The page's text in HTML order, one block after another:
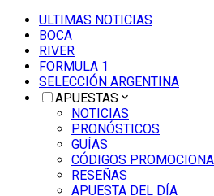
ULTIMAS NOTICIAS
BOCA
RIVER
FORMULA 1
SELECCIÓN ARGENTINA
APUESTAS
NOTICIAS
PRONÓSTICOS
GUÍAS
CÓDIGOS
RESEÑAS
APUESTA DEL DÍA